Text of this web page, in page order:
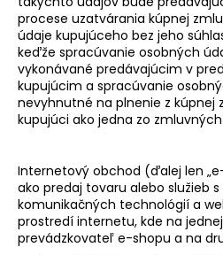
procese uzatvárania kúpnej
údaje kupujúceho bez jeho
keďže spracúvanie osobných
vykonávané predávajúcim v
kupujúcim a spracúvanie
nevyhnutné na plnenie z kúpnej
kupujúci ako jedna zo
Internetový obchod (ďalej len
ako predaj tovaru alebo služieb
komunikačných technológií a
prostredí internetu, kde na
prevádzkovateľ e-shopu a na
n
á
j
s
ť
HĽADAŤ